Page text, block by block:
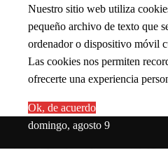
Nuestro sitio web utiliza
pequeño archivo de texto que
ordenador o dispositivo móvil
Las cookies nos permiten
ofrecerte una experiencia
Ok, de acuerdo
domingo, agosto 9